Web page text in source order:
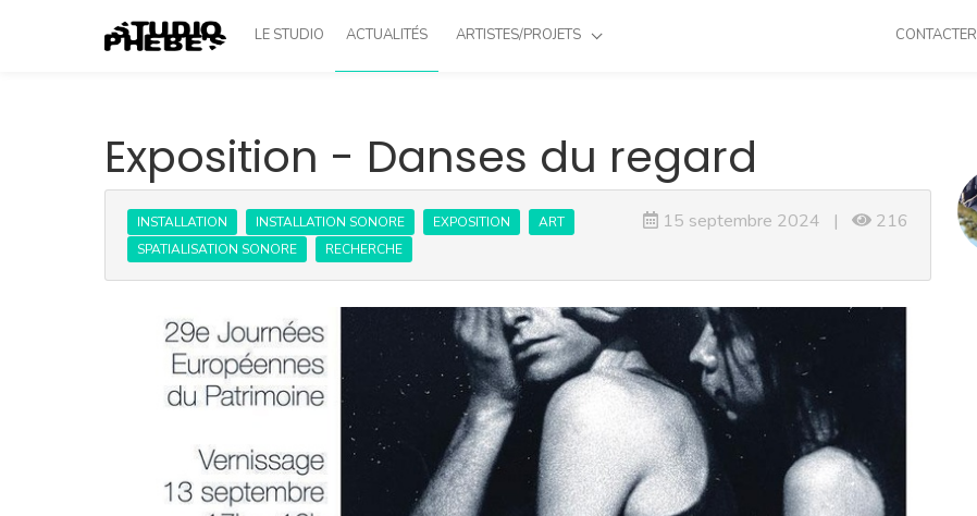
LE STUDIO ACTUALITÉS ARTISTES/PROJETS CONTACTER
Exposition - Danses du regard
15 septembre 2024 | 216
INSTALLATION INSTALLATION SONORE EXPOSITION
ART
SPATIALISATION SONORE
RECHERCHE